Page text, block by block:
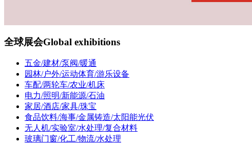
全球展会Global exhibitions
五金/建材/泵阀/暖通
园林/户外/运动体育/游乐设备
车配/两轮车/农业/机床
电力/照明/新能源/石油
家居/酒店/家具/珠宝
食品饮料/海事/金属铸造/太阳能光伏
无人机/实验室/水处理/复合材料
玻璃门窗/化工/物流/水处理